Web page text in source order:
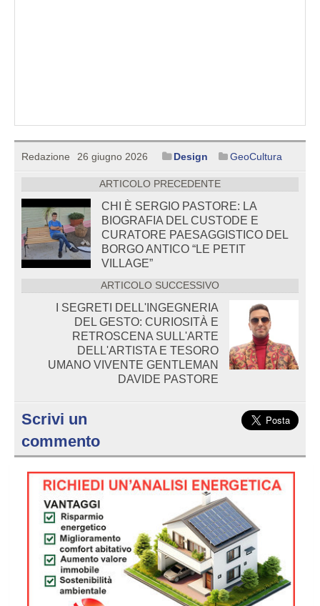
Redazione 26 giugno 2026 Design GeoCultura
ARTICOLO PRECEDENTE
CHI È SERGIO PASTORE: LA
BIOGRAFIA DEL CUSTODE E
CURATORE PAESAGGISTICO DEL
BORGO ANTICO “LE PETIT
VILLAGE”
ARTICOLO SUCCESSIVO
I SEGRETI DELL'INGEGNERIA
DEL GESTO: CURIOSITÀ E
RETROSCENA SULL'ARTE
DELL'ARTISTA E TESORO
UMANO VIVENTE GENTLEMAN
DAVIDE PASTORE
Scrivi un
commento